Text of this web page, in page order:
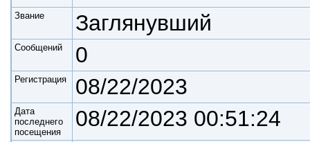
Звание Заглянувший
Cообщений 0
Регистрация 08/22/2023
Дата
последнего
посещения
08/22/2023 00:51:24